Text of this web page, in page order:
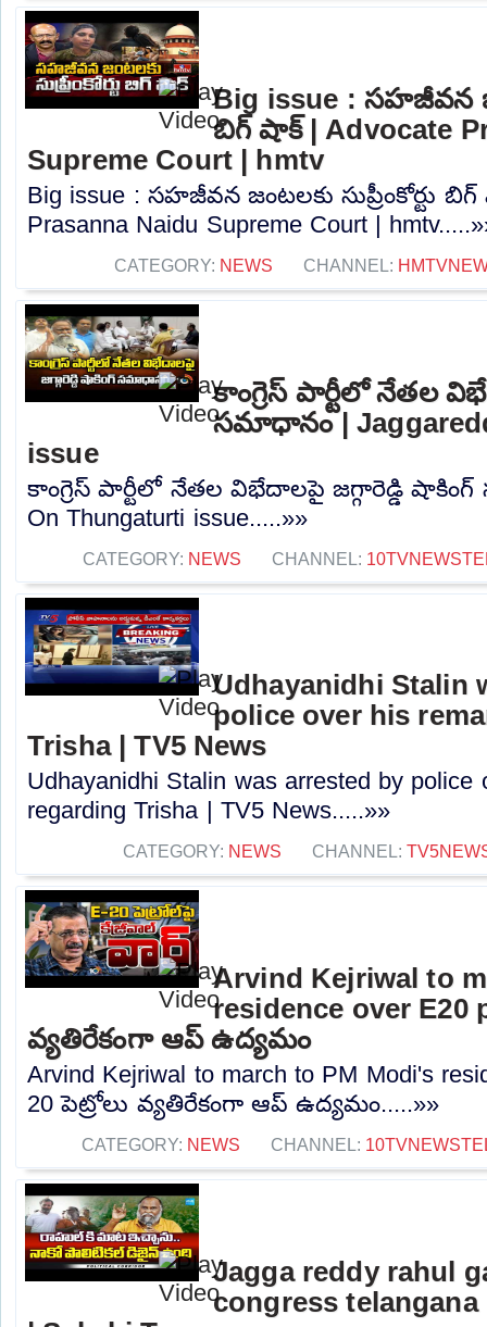
Big issue : సహజీవన
బిగ్ షాక్ | Advocate
Supreme Court | hmtv
Big issue : సహజీవన జంటలకు సుప్రీంకోర్టు
Prasanna Naidu Supreme Court |
CATEGORY: NEWS CHANNEL:
కాంగ్రెస్ పార్టీలో నేతల
సమాధానం |
issue
కాంగ్రెస్ పార్టీలో నేతల విభేదాలపై జగ్గారెడ్డి
On Thungaturti issue.....»»
CATEGORY: NEWS CHANNEL:
Udhayanidhi Stalin
police over his
Trisha | TV5 News
Udhayanidhi Stalin was arrested by police
regarding Trisha | TV5 News.....»»
CATEGORY: NEWS CHANNEL:
Arvind Kejriwal to
residence over E20
వ్యతిరేకంగా ఆప్ ఉద్యమం
Arvind Kejriwal to march to PM Modi's
20 పెట్రోలు వ్యతిరేకంగా ఆప్ ఉద్యమం.....»»
CATEGORY: NEWS CHANNEL:
Jagga reddy rahul
congress